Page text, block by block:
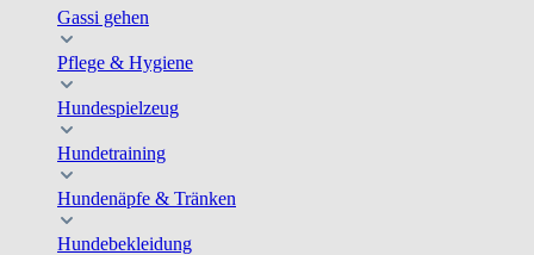
Gassi gehen
Pflege & Hygiene
Hundespielzeug
Hundetraining
Hundenäpfe & Tränken
Hundebekleidung